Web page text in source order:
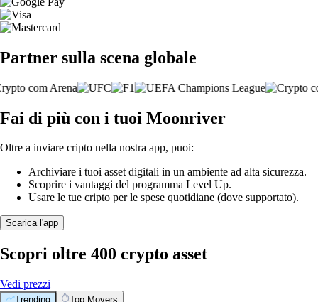
Partner sulla scena globale
Fai di più con i tuoi Moonriver
Oltre a inviare cripto nella nostra app, puoi:
Archiviare i tuoi asset digitali in un ambiente ad alta sicurezza.
Scoprire i vantaggi del programma Level Up.
Usare le tue cripto per le spese quotidiane (dove supportato).
Scarica l'app
Scopri oltre 400 crypto asset
Vedi prezzi
Trending Top Movers